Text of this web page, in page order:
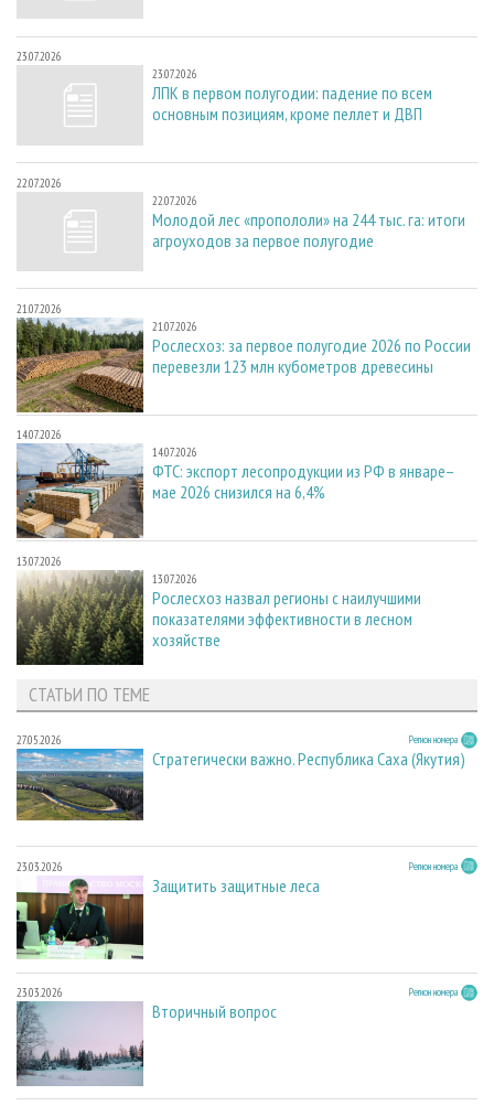
23.07.2026
23.07.2026
ЛПК в первом полугодии: падение по всем
основным позициям, кроме пеллет и ДВП
22.07.2026
22.07.2026
Молодой лес «пропололи» на 244 тыс. га: итоги
агроуходов за первое полугодие
21.07.2026
21.07.2026
Рослесхоз: за первое полугодие 2026 по России
перевезли 123 млн кубометров древесины
14.07.2026
14.07.2026
ФТС: экспорт лесопродукции из РФ в январе–
мае 2026 снизился на 6,4%
13.07.2026
13.07.2026
Рослесхоз назвал регионы с наилучшими
показателями эффективности в лесном
хозяйстве
СТАТЬИ ПО ТЕМЕ
27.05.2026 Регион номера
Стратегически важно. Республика Саха (Якутия)
23.03.2026 Регион номера
Защитить защитные леса
23.03.2026 Регион номера
Вторичный вопрос